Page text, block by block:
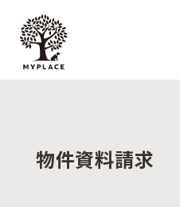
物件資料請求